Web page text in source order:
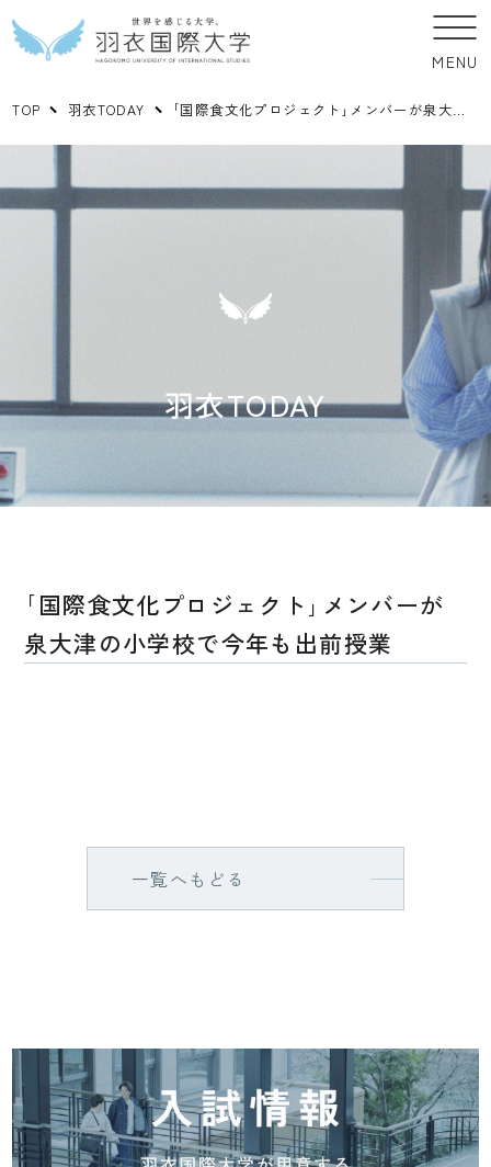
MENU
TOP 羽衣TODAY ｢国際食文化プロジェクト｣メンバーが泉大津の小学校で今年も出前授業
羽衣TODAY
｢国際食文化プロジェクト｣メンバーが
泉大津の小学校で今年も出前授業
一覧へもどる